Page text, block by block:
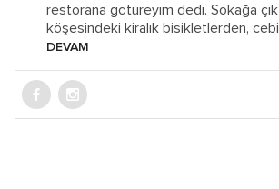
restorana götüreyim dedi. Sokağa
köşesindeki kiralık bisikletlerden,
DEVAM